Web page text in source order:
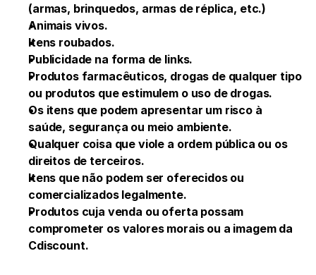
(armas, brinquedos, armas de réplica, etc.)
Animais vivos.
Itens roubados.
Publicidade na forma de links.
Produtos farmacêuticos, drogas de qualquer tipo
ou produtos que estimulem o uso de drogas.
Os itens que podem apresentar um risco à
saúde, segurança ou meio ambiente.
Qualquer coisa que viole a ordem pública ou os
direitos de terceiros.
Itens que não podem ser oferecidos ou
comercializados legalmente.
Produtos cuja venda ou oferta possam
comprometer os valores morais ou a imagem da
Cdiscount.